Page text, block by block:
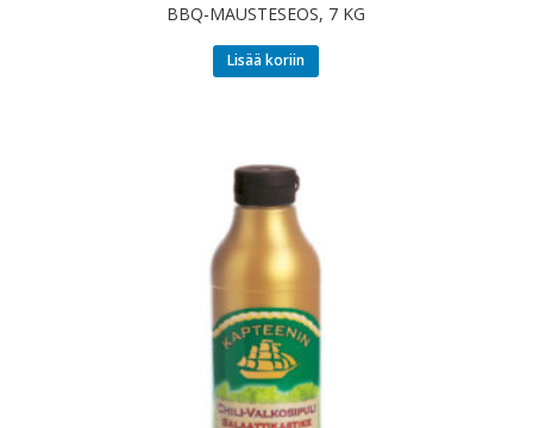
BBQ-MAUSTESEOS, 7 KG
Lisää koriin